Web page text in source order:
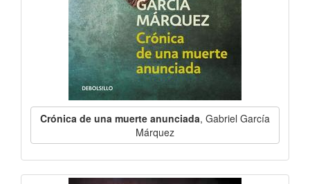
Crónica de una muerte anunciada, Gabriel García
Márquez